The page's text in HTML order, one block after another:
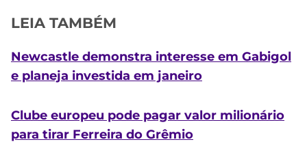
LEIA TAMBÉM
Newcastle demonstra interesse em Gabigol
e planeja investida em janeiro
Clube europeu pode pagar valor milionário
para tirar Ferreira do Grêmio